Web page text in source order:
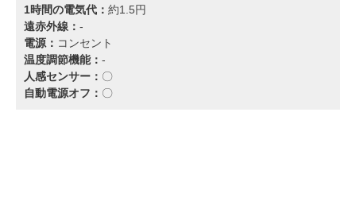
1時間の電気代： 約1.5円
遠赤外線： -
電源： コンセント
温度調節機能： -
人感センサー： 〇
自動電源オフ： 〇